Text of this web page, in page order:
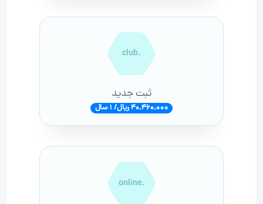
.club
ثبت جدید
40,460,000 ریال/ 1 سال
.online